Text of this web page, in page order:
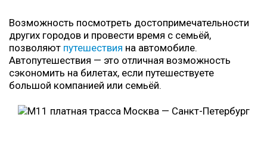
Возможность посмотреть достопримечательности
других городов и провести время с семьёй,
позволяют путешествия на автомобиле.
Автопутешествия — это отличная возможность
сэкономить на билетах, если путешествуете
большой компанией или семьёй.